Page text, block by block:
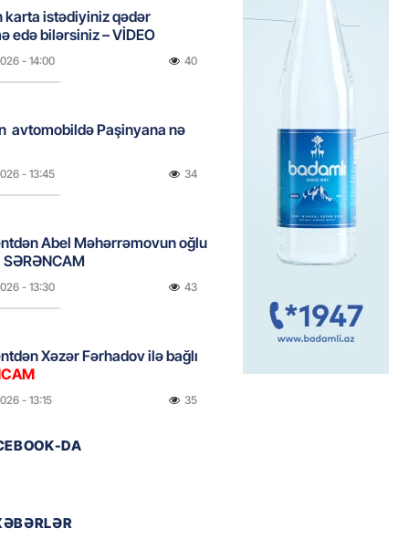
karta istədiyiniz qədər
edə bilərsiniz – VİDEO
- 14:00 40
avtomobildə Paşinyana nə
- 13:45 34
Abel Məhərrəmovun oğlu
SƏRƏNCAM
- 13:30 43
Xəzər Fərhadov ilə bağlı
- 13:15 35
DA